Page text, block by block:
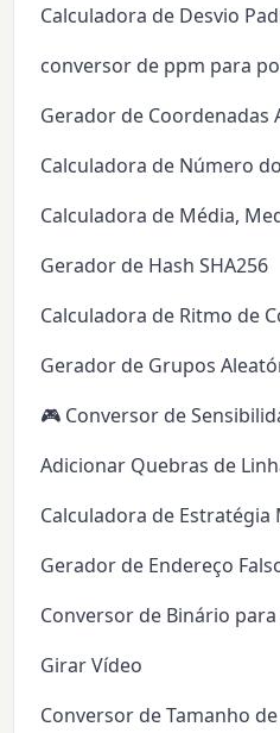
Calculadora de Desvio
conversor de ppm para
Gerador de Coordenadas
Calculadora de Número
Calculadora de Média,
Gerador de Hash SHA256
Calculadora de Ritmo de
Gerador de Grupos
🎮 Conversor de
Adicionar Quebras de
Calculadora de
Gerador de Endereço
Conversor de Binário
Girar Vídeo
Conversor de Tamanho